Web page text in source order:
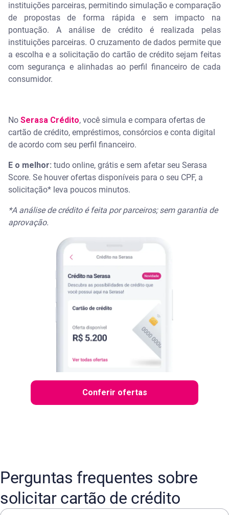
instituições parceiras, permitindo simulação e comparação
de propostas de forma rápida e sem impacto na
pontuação. A análise de crédito é realizada pelas
instituições parceiras. O cruzamento de dados permite que
a escolha e a solicitação do cartão de crédito sejam feitas
com segurança e alinhadas ao perfil financeiro de cada
consumidor.
No Serasa Crédito, você simula e compara ofertas de
cartão de crédito, empréstimos, consórcios e conta digital
de acordo com seu perfil financeiro.
E o melhor: tudo online, grátis e sem afetar seu Serasa
Score. Se houver ofertas disponíveis para o seu CPF, a
solicitação* leva poucos minutos.
*A análise de crédito é feita por parceiros; sem garantia de
aprovação.
Conferir ofertas
Perguntas frequentes sobre
solicitar cartão de crédito